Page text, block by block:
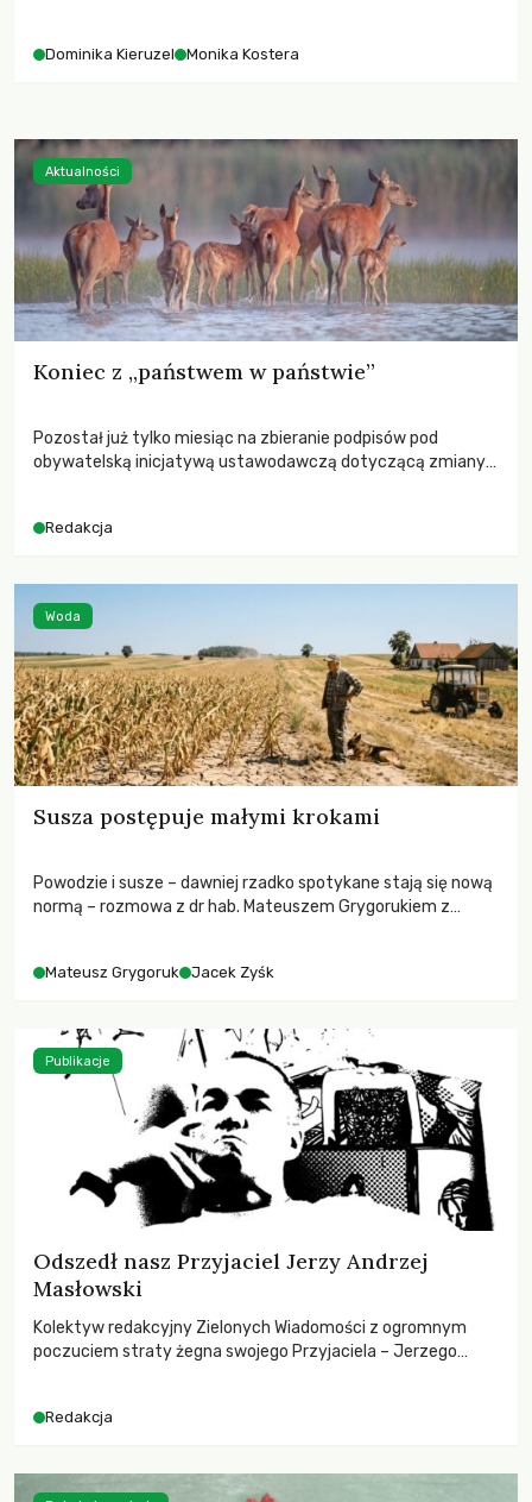
Dominika Kieruzel Monika Kostera
Koniec z „państwem w państwie”
Pozostał już tylko miesiąc na zbieranie podpisów pod
obywatelską inicjatywą ustawodawczą dotyczącą zmiany
niezwykle korzystne rozwiązania dla przyrody i zwierząt,
funkcjonowania łowiectwa w Polsce.
Redakcja
Aktualności
Susza postępuje małymi krokami
Powodzie i susze – dawniej rzadko spotykane stają się nową
normą – rozmowa z dr hab. Mateuszem Grygorukiem z
Mateusz Grygoruk Jacek Zyśk
Woda
Odszedł nasz Przyjaciel Jerzy Andrzej
Masłowski
Kolektyw redakcyjny Zielonych Wiadomości z ogromnym
poczuciem straty żegna swojego Przyjaciela – Jerzego
Redakcja
Publikacje